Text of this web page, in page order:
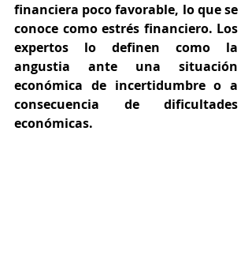
financiera poco favorable, lo que se
conoce como estrés financiero. Los
expertos lo definen como la
angustia ante una situación
económica de incertidumbre o a
consecuencia de dificultades
económicas.